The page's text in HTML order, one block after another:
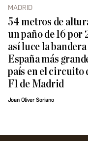
MADRID
54 metros de
un paño de 16 por
así luce la bandera
España más
país en el circuito
F1 de Madrid
Joan Oliver Soriano